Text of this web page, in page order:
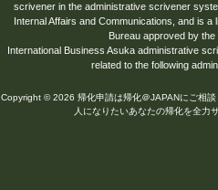
scrivener in the administrative scrivener
Internal Affairs and Communications, and is
Bureau approved by
International Business Asuka administrative
related to the following
Copyright © 2026 帰化申請は帰化＠JAPANにご相
人になりたいあなたの帰化を全力